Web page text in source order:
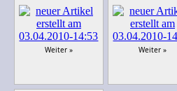
Weiter » Weiter »